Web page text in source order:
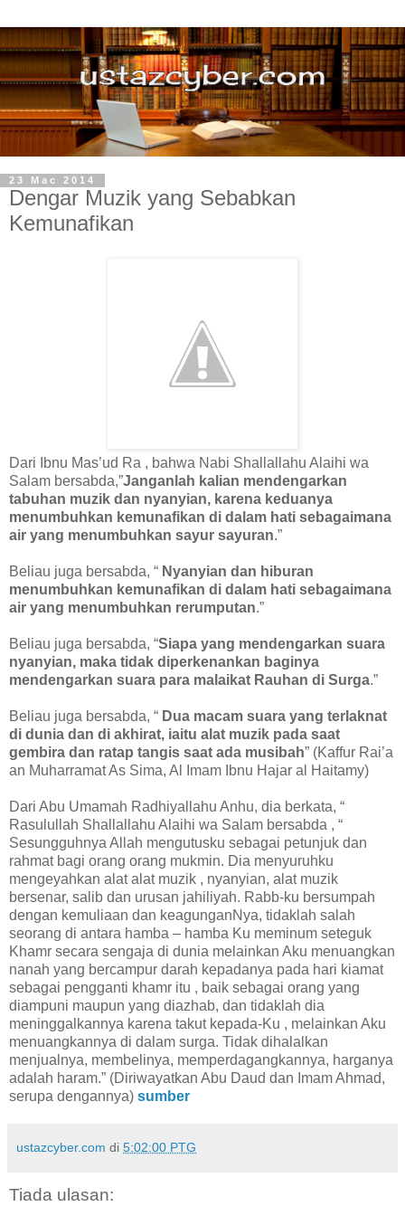
23 Mac 2014
Dengar Muzik yang Sebabkan
Kemunafikan
Dari Ibnu Mas’ud Ra , bahwa Nabi Shallallahu Alaihi wa
Salam bersabda,”Janganlah kalian mendengarkan
tabuhan muzik dan nyanyian, karena keduanya
menumbuhkan kemunafikan di dalam hati sebagaimana
air yang menumbuhkan sayur sayuran.”
Beliau juga bersabda, “ Nyanyian dan hiburan
menumbuhkan kemunafikan di dalam hati sebagaimana
air yang menumbuhkan rerumputan.”
Beliau juga bersabda, “Siapa yang mendengarkan suara
nyanyian, maka tidak diperkenankan baginya
mendengarkan suara para malaikat Rauhan di Surga.”
Beliau juga bersabda, “ Dua macam suara yang terlaknat
di dunia dan di akhirat, iaitu alat muzik pada saat
gembira dan ratap tangis saat ada musibah” (Kaffur Rai’a
an Muharramat As Sima, Al Imam Ibnu Hajar al Haitamy)
Dari Abu Umamah Radhiyallahu Anhu, dia berkata, “
Rasulullah Shallallahu Alaihi wa Salam bersabda , “
Sesungguhnya Allah mengutusku sebagai petunjuk dan
rahmat bagi orang orang mukmin. Dia menyuruhku
mengeyahkan alat alat muzik , nyanyian, alat muzik
bersenar, salib dan urusan jahiliyah. Rabb-ku bersumpah
dengan kemuliaan dan keagunganNya, tidaklah salah
seorang di antara hamba – hamba Ku meminum seteguk
Khamr secara sengaja di dunia melainkan Aku menuangkan
nanah yang bercampur darah kepadanya pada hari kiamat
sebagai pengganti khamr itu , baik sebagai orang yang
diampuni maupun yang diazhab, dan tidaklah dia
meninggalkannya karena takut kepada-Ku , melainkan Aku
menuangkannya di dalam surga. Tidak dihalalkan
menjualnya, membelinya, memperdagangkannya, harganya
adalah haram.” (Diriwayatkan Abu Daud dan Imam Ahmad,
serupa dengannya) sumber
ustazcyber.com di 5:02:00 PTG
Tiada ulasan: